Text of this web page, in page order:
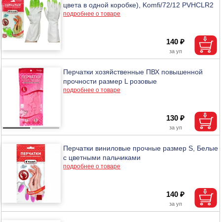
цвета в одной коробке), Komfi/72/12 PVHCLR2
подробнее о товаре
140 ₽
Перчатки хозяйственные ПВХ повышенной
прочности размер L розовые
подробнее о товаре
130 ₽
Перчатки виниловые прочные размер S, Белые
с цветными пальчиками
подробнее о товаре
140 ₽